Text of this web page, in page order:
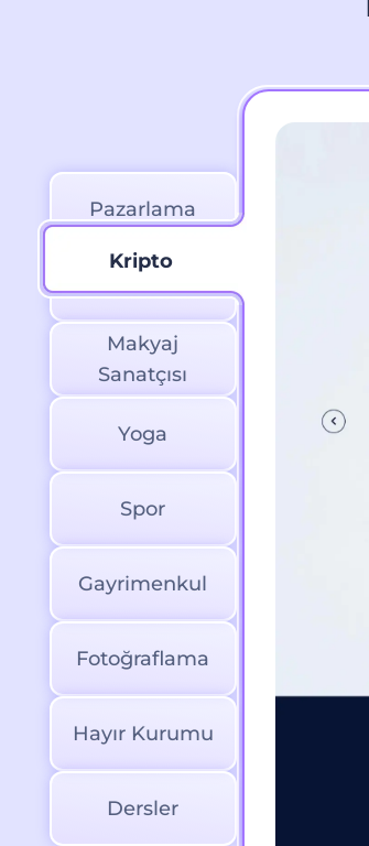
Pazarlama
Makyaj
Sanatçısı
Yoga
Spor
Gayrimenkul
Fotoğraflama
Hayır Kurumu
Dersler
Kripto